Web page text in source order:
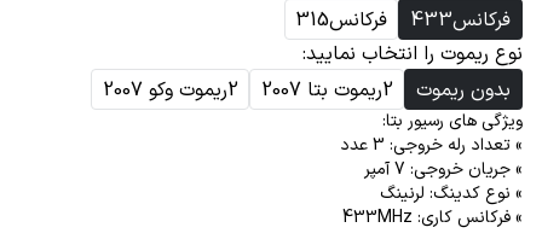
فرکانس433
فرکانس315
نوع ریموت را انتخاب نمایید:
بدون ریموت
2ریموت بتا 2007 2ریموت وکو 2007
ویژگی های رسیور بتا:
» تعداد رله خروجی: 3 عدد
» جریان خروجی: 7 آمپر
» نوع کدینگ: لرنینگ
» فرکانس کاری: 433MHz